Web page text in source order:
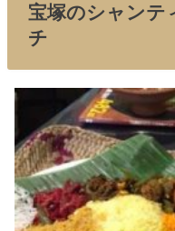
宝塚のシャンテ
チ